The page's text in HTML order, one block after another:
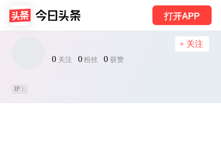
打开APP
0 关注 0 粉丝 0 获赞
+ 关注
IP：